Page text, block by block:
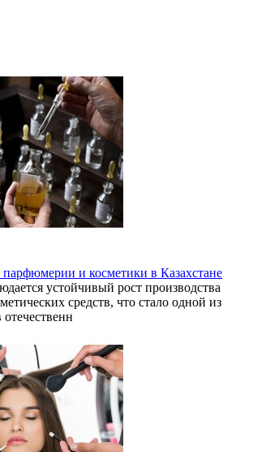
парфюмерии и косметики в Казахстане
устойчивый рост производства
средств, что стало одной из